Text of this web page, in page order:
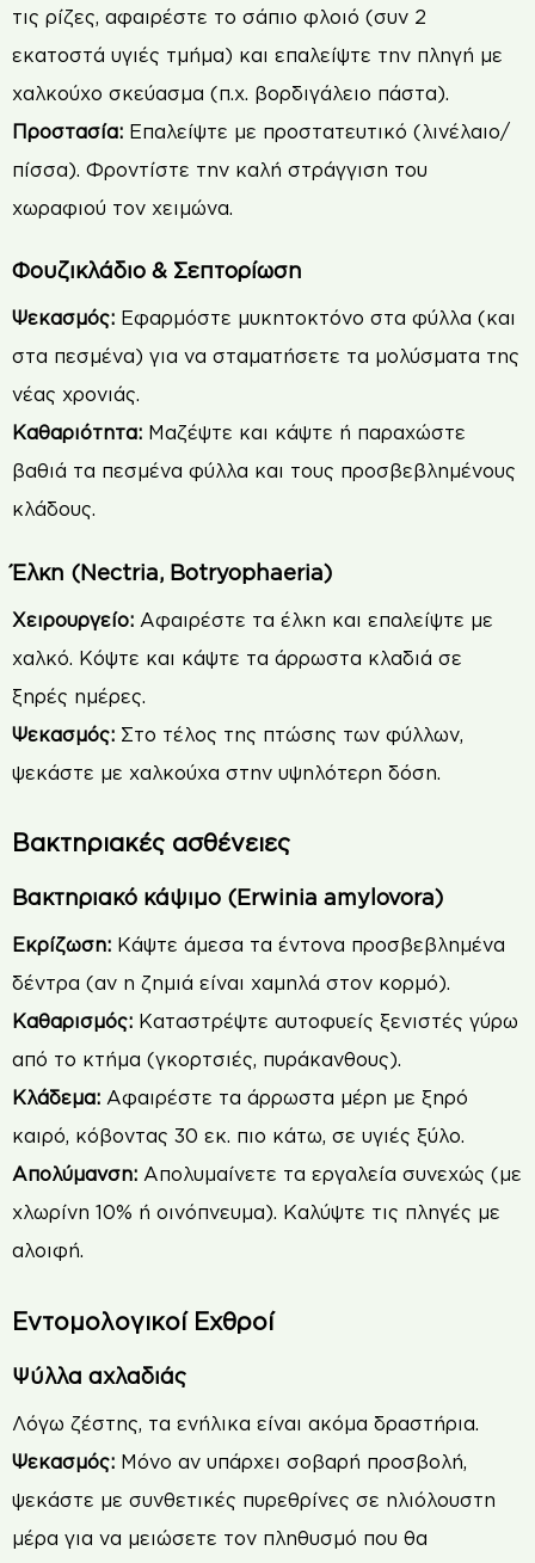
τις ρίζες, αφαιρέστε το σάπιο φλοιό (συν 2
εκατοστά υγιές τμήμα) και επαλείψτε την πληγή με
χαλκούχο σκεύασμα (π.χ. βορδιγάλειο πάστα).
Προστασία: Επαλείψτε με προστατευτικό (λινέλαιο/
πίσσα). Φροντίστε την καλή στράγγιση του
χωραφιού τον χειμώνα.
Φουζικλάδιο & Σεπτορίωση
Ψεκασμός: Εφαρμόστε μυκητοκτόνο στα φύλλα (και
στα πεσμένα) για να σταματήσετε τα μολύσματα της
νέας χρονιάς.
Καθαριότητα: Μαζέψτε και κάψτε ή παραχώστε
βαθιά τα πεσμένα φύλλα και τους προσβεβλημένους
κλάδους.
Έλκη (Nectria, Botryophaeria)
Χειρουργείο: Αφαιρέστε τα έλκη και επαλείψτε με
χαλκό. Κόψτε και κάψτε τα άρρωστα κλαδιά σε
ξηρές ημέρες.
Ψεκασμός: Στο τέλος της πτώσης των φύλλων,
ψεκάστε με χαλκούχα στην υψηλότερη δόση.
Βακτηριακές ασθένειες
Βακτηριακό κάψιμο (Erwinia amylovora)
Εκρίζωση: Κάψτε άμεσα τα έντονα προσβεβλημένα
δέντρα (αν η ζημιά είναι χαμηλά στον κορμό).
Καθαρισμός: Καταστρέψτε αυτοφυείς ξενιστές γύρω
από το κτήμα (γκορτσιές, πυράκανθους).
Κλάδεμα: Αφαιρέστε τα άρρωστα μέρη με ξηρό
καιρό, κόβοντας 30 εκ. πιο κάτω, σε υγιές ξύλο.
Απολύμανση: Απολυμαίνετε τα εργαλεία συνεχώς (με
χλωρίνη 10% ή οινόπνευμα). Καλύψτε τις πληγές με
αλοιφή.
Εντομολογικοί Εχθροί
Ψύλλα αχλαδιάς
Λόγω ζέστης, τα ενήλικα είναι ακόμα δραστήρια.
Ψεκασμός: Μόνο αν υπάρχει σοβαρή προσβολή,
ψεκάστε με συνθετικές πυρεθρίνες σε ηλιόλουστη
μέρα για να μειώσετε τον πληθυσμό που θα